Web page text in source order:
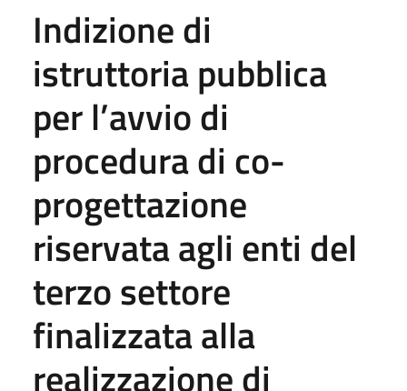
Indizione di
istruttoria pubblica
per l’avvio di
procedura di co-
progettazione
riservata agli enti del
terzo settore
finalizzata alla
realizzazione di